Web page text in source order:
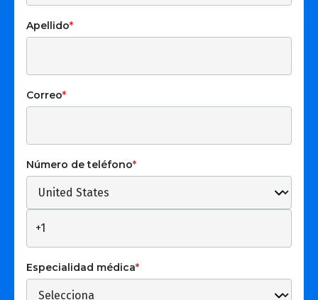
Apellido*
Correo*
Número de teléfono*
Especialidad médica*